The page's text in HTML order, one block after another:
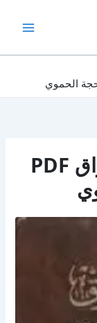
تحميل كتاب ثمرات الأوراق PDF